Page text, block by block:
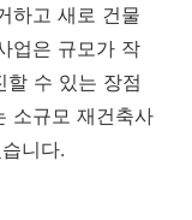
하고 새로 건물
업은 규모가 작
할 수 있는 장점
소규모 재건축사
니다.